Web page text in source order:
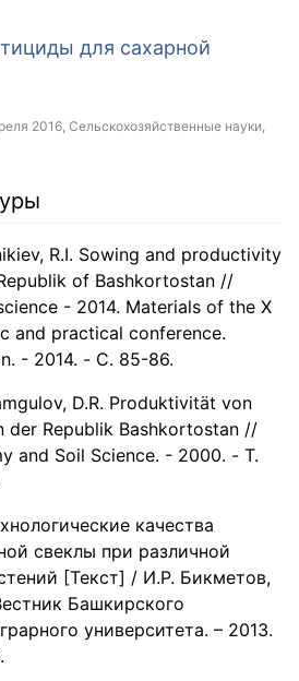
для сахарной
2016, Сельскохозяйственные науки,
R.I. Sowing and productivity
of Bashkortostan //
- 2014. Materials of the X
and practical conference.
- 2014. - С. 85-86.
D.R. Produktivität von
der Republik Bashkortostan //
and Soil Science. - 2000. - Т.
качества
свеклы при различной
[Текст] / И.Р. Бикметов,
Башкирского
университета. – 2013.